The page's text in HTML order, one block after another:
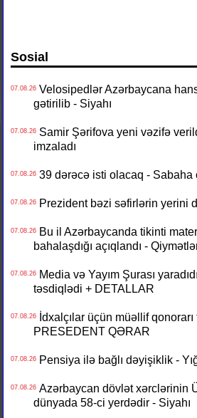
Sosial
07.08.26Velosipedlər Azərbaycana
gətirilib - Siyahı
07.08.26Samir Şərifova yeni vəzifə
imzaladı
07.08.2639 dərəcə isti olacaq - Sabaha
07.08.26Prezident bəzi səfirlərin yerini
07.08.26Bu il Azərbaycanda tikinti
bahalaşdığı açıqlandı -
07.08.26Media və Yayım Şurası
təsdiqlədi + DETALLAR
07.08.26İdxalçılar üçün müəllif
PRESEDENT QƏRAR
07.08.26Pensiya ilə bağlı dəyişiklik -
07.08.26Azərbaycan dövlət xərclərinin
dünyada 58-ci yerdədir - Siyahı